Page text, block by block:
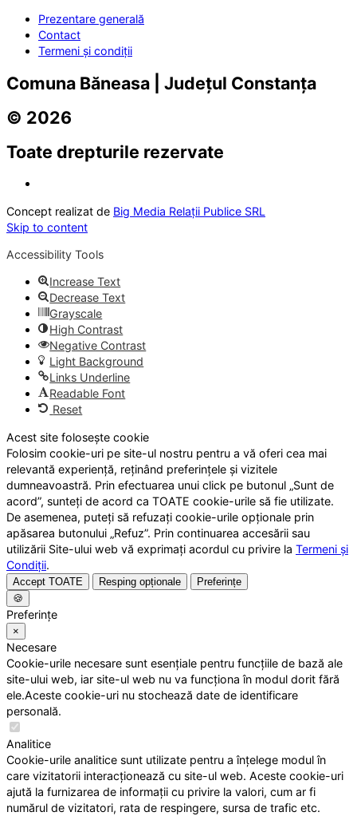
Prezentare generală
Contact
Termeni și condiții
Comuna Băneasa | Județul Constanța
© 2026
Toate drepturile rezervate
Concept realizat de Big Media Relații Publice SRL
Skip to content
Accessibility Tools
Increase Text
Decrease Text
Grayscale
High Contrast
Negative Contrast
Light Background
Links Underline
Readable Font
Reset
Acest site folosește cookie
Folosim cookie-uri pe site-ul nostru pentru a vă oferi cea mai
relevantă experiență, reținând preferințele și vizitele
dumneavoastră. Prin efectuarea unui click pe butonul „Sunt de
acord”, sunteți de acord ca TOATE cookie-urile să fie utilizate.
De asemenea, puteți să refuzați cookie-urile opționale prin
apăsarea butonului „Refuz”. Prin continuarea accesării sau
utilizării Site-ului web vă exprimați acordul cu privire la Termeni și
Condiții.
Accept TOATE Resping opționale
Preferințe
🍪
Preferințe
×
Necesare
Cookie-urile necesare sunt esențiale pentru funcțiile de bază ale
site-ului web, iar site-ul web nu va funcționa în modul dorit fără
ele.Aceste cookie-uri nu stochează date de identificare
personală.
Analitice
Cookie-urile analitice sunt utilizate pentru a înțelege modul în
care vizitatorii interacționează cu site-ul web. Aceste cookie-uri
ajută la furnizarea de informații cu privire la valori, cum ar fi
numărul de vizitatori, rata de respingere, sursa de trafic etc.